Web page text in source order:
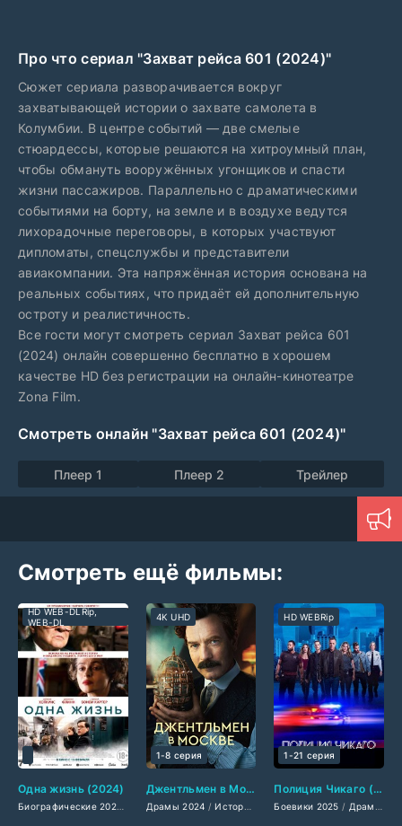
Про что сериал "Захват рейса 601 (2024)"
Сюжет сериала разворачивается вокруг
захватывающей истории о захвате самолета в
Колумбии. В центре событий — две смелые
стюардессы, которые решаются на хитроумный план,
чтобы обмануть вооружённых угонщиков и спасти
жизни пассажиров. Параллельно с драматическими
событиями на борту, на земле и в воздухе ведутся
лихорадочные переговоры, в которых участвуют
дипломаты, спецслужбы и представители
авиакомпании. Эта напряжённая история основана на
реальных событиях, что придаёт ей дополнительную
остроту и реалистичность.
Все гости могут смотреть сериал Захват рейса 601
(2024) онлайн совершенно бесплатно в хорошем
качестве HD без регистрации на онлайн-кинотеатре
Zona Film.
Смотреть онлайн "Захват рейса 601 (2024)"
Плеер 1 Плеер 2 Трейлер
Смотреть ещё фильмы:
Одна жизнь (2024)
Драмы 2024/Исторические фильмы 2024/
HD WEB-DLRip,
WEB-DL
Джентльмен в Москве (2024)
Драмы 2024 /Исторические фильмы 2024 /
4K UHD
1-8 серия
Полиция Чикаго (2014-2026)
Боевики 2025 / Драмы 2025
HD WEBRip
1-21 серия